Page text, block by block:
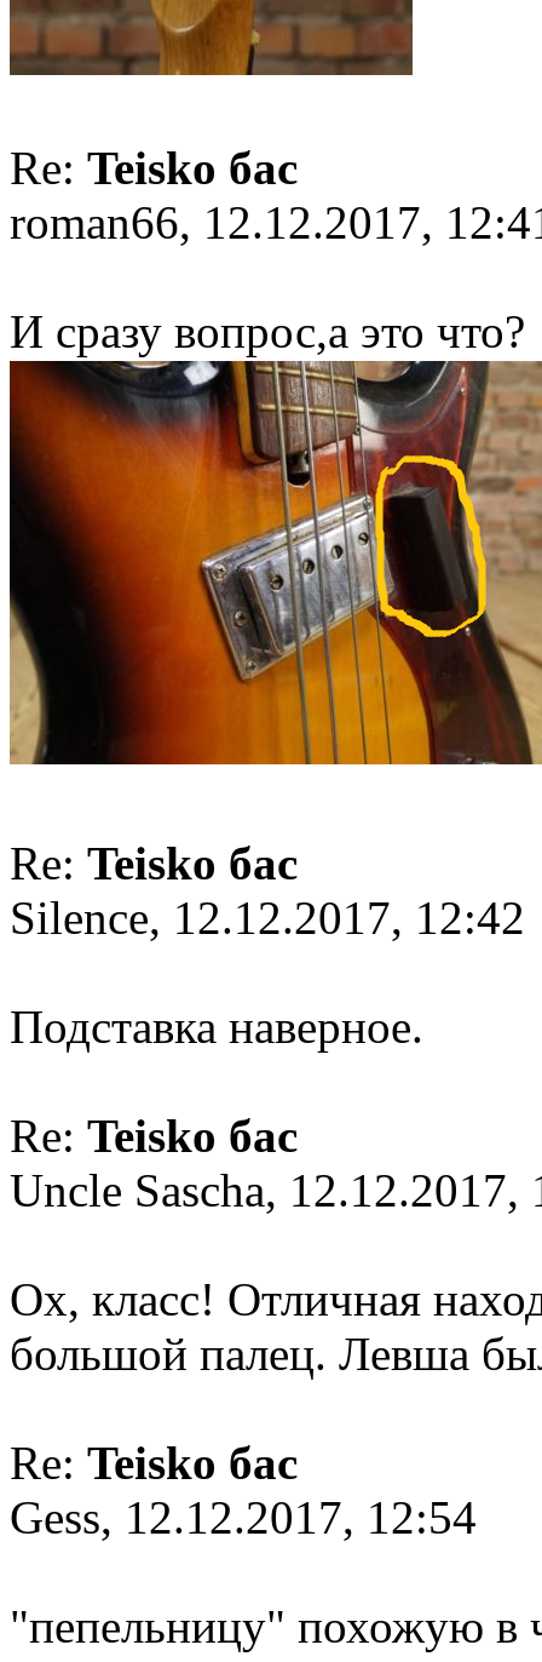
Re: Teisko бас
roman66, 12.12.2017,
И сразу вопрос,а это что?
Re: Teisko бас
Silence, 12.12.2017, 12:42
Подставка наверное.
Re: Teisko бас
Uncle Sascha, 12.12.2017,
Ох, класс! Отличная
большой палец. Левша
Re: Teisko бас
Gess, 12.12.2017, 12:54
"пепельницу" похожую в